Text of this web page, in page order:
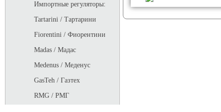
Импортные регуляторы:
Tartarini / Тартарини
Fiorentini / Фиорентини
Madas / Мадас
Medenus / Меденус
GasTeh / Газтех
RMG / РМГ